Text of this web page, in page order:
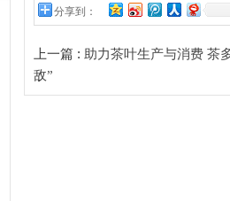
分享到：
上一篇 : 助力茶叶生产与消费 茶
敌”